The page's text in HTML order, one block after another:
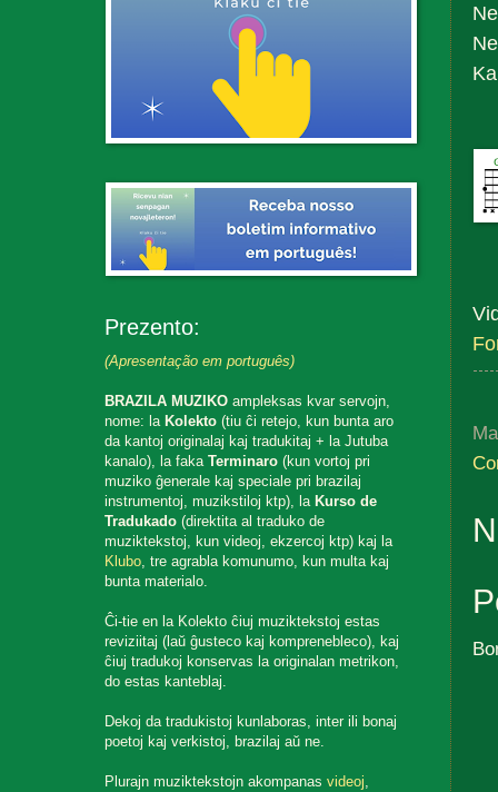
Prezento:
(Apresentação em português)
BRAZILA MUZIKO ampleksas kvar servojn,
nome: la Kolekto (tiu ĉi retejo, kun bunta aro
da kantoj originalaj kaj tradukitaj + la Jutuba
kanalo), la fakaTerminaro (kun vortoj pri
muziko ĝenerale kaj speciale pri brazilaj
instrumentoj, muzikstiloj ktp), la Kurso de
Tradukado (direktita al traduko de
muziktekstoj, kun videoj, ekzercoj ktp) kaj la
Klubo, tre agrabla komunumo, kun multa kaj
bunta materialo.
Ĉi-tie en la Kolekto ĉiuj muziktekstoj estas
reviziitaj (laŭ ĝusteco kaj komprenebleco), kaj
ĉiuj tradukoj konservas la originalan metrikon,
do estas kanteblaj.
Dekoj da tradukistoj kunlaboras, inter ili bonaj
poetoj kaj verkistoj, brazilaj aŭ ne.
Plurajn muziktekstojn akompanasvideoj,